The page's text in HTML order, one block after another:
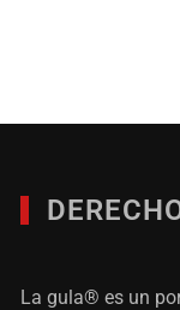
La gula® es un